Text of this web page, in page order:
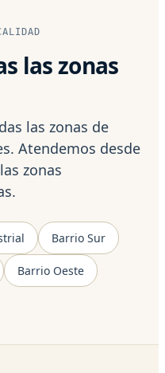
las zonas
las zonas de
Atendemos desde
zonas
Barrio Sur
Barrio Oeste